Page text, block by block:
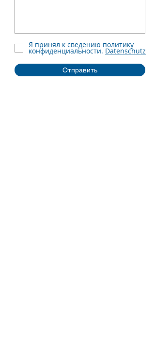
Я принял к сведению политику
конфиденциальности. Datenschutz
Отправить